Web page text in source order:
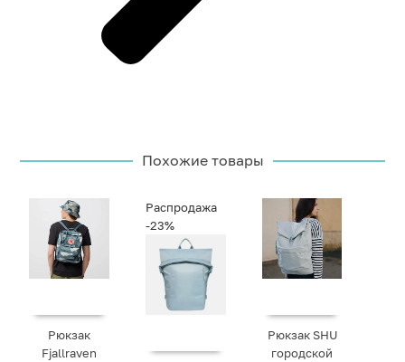
Похожие товары
Рюкзак
Fjallraven
Распродажа
-23%
Рюкзак SHU
городской